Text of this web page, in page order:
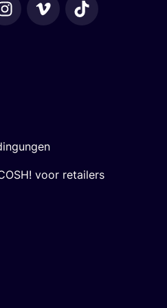
voor retailers